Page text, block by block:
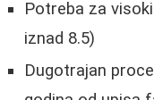
Potreba za
iznad 8.5)
Dugotrajan